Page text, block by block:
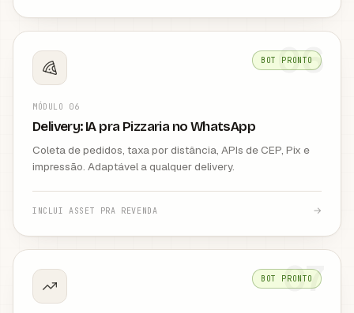
06
BOT PRONTO
MÓDULO 06
Delivery: IA pra Pizzaria no WhatsApp
Coleta de pedidos, taxa por distância, APIs de CEP, Pix e
impressão. Adaptável a qualquer delivery.
INCLUI ASSET PRA REVENDA →
07
BOT PRONTO